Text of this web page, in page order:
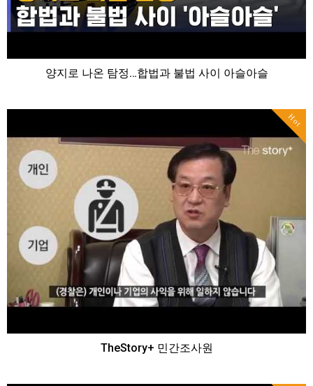
양지로 나온 탐정…합법과 불법 사이 아슬아슬
Hot
TheStory+ 민간조사원